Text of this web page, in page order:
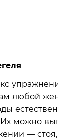
любой
можно
—